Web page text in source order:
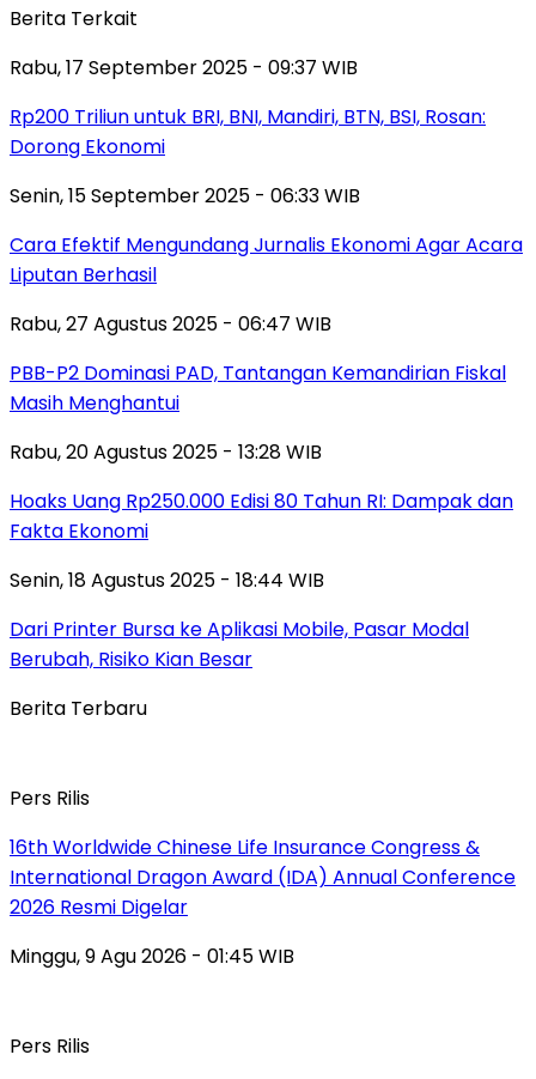
Berita Terkait
Rabu, 17 September 2025 - 09:37 WIB
Rp200 Triliun untuk BRI, BNI, Mandiri, BTN, BSI, Rosan:
Dorong Ekonomi
Senin, 15 September 2025 - 06:33 WIB
Cara Efektif Mengundang Jurnalis Ekonomi Agar Acara
Liputan Berhasil
Rabu, 27 Agustus 2025 - 06:47 WIB
PBB-P2 Dominasi PAD, Tantangan Kemandirian Fiskal
Masih Menghantui
Rabu, 20 Agustus 2025 - 13:28 WIB
Hoaks Uang Rp250.000 Edisi 80 Tahun RI: Dampak dan
Fakta Ekonomi
Senin, 18 Agustus 2025 - 18:44 WIB
Dari Printer Bursa ke Aplikasi Mobile, Pasar Modal
Berubah, Risiko Kian Besar
Berita Terbaru
Pers Rilis
16th Worldwide Chinese Life Insurance Congress &
International Dragon Award (IDA) Annual Conference
2026 Resmi Digelar
Minggu, 9 Agu 2026 - 01:45 WIB
Pers Rilis